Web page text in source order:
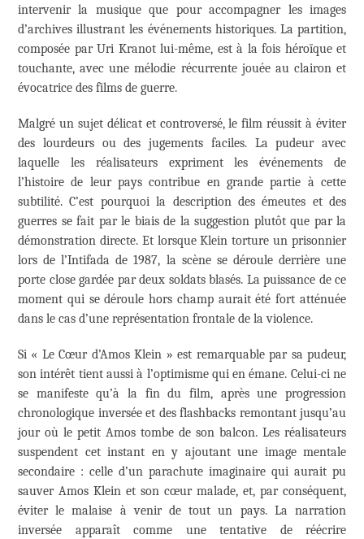
intervenir la musique que pour accompagner les images
d’archives illustrant les événements historiques. La partition,
composée par Uri Kranot lui-même, est à la fois héroïque et
touchante, avec une mélodie récurrente jouée au clairon et
évocatrice des films de guerre.
Malgré un sujet délicat et controversé, le film réussit à éviter
des lourdeurs ou des jugements faciles. La pudeur avec
laquelle les réalisateurs expriment les événements de
l’histoire de leur pays contribue en grande partie à cette
subtilité. C’est pourquoi la description des émeutes et des
guerres se fait par le biais de la suggestion plutôt que par la
démonstration directe. Et lorsque Klein torture un prisonnier
lors de l’Intifada de 1987, la scène se déroule derrière une
porte close gardée par deux soldats blasés. La puissance de ce
moment qui se déroule hors champ aurait été fort atténuée
dans le cas d’une représentation frontale de la violence.
Si « Le Cœur d’Amos Klein » est remarquable par sa pudeur,
son intérêt tient aussi à l’optimisme qui en émane. Celui-ci ne
se manifeste qu’à la fin du film, après une progression
chronologique inversée et des flashbacks remontant jusqu’au
jour où le petit Amos tombe de son balcon. Les réalisateurs
suspendent cet instant en y ajoutant une image mentale
secondaire : celle d’un parachute imaginaire qui aurait pu
sauver Amos Klein et son cœur malade, et, par conséquent,
éviter le malaise à venir de tout un pays. La narration
inversée apparaît comme une tentative de réécrire